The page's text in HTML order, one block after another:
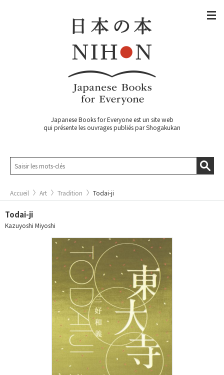
Japanese Books for Everyone est un site web
qui présente les ouvrages publiés par Shogakukan
Accueil Art Tradition Todai-ji
Todai-ji
Kazuyoshi Miyoshi